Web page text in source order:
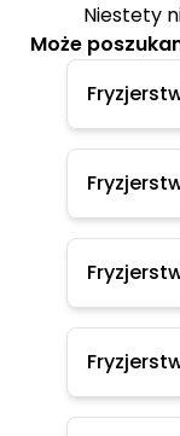
Niestety
Może